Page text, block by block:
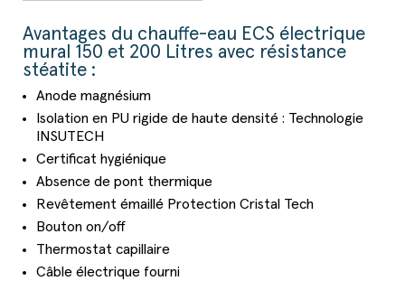
Avantages du chauffe-eau ECS électrique
mural 150 et 200 Litres avec résistance
stéatite :
Anode magnésium
Isolation en PU rigide de haute densité : Technologie
INSUTECH
Certificat hygiénique
Absence de pont thermique
Revêtement émaillé Protection Cristal Tech
Bouton on/off
Thermostat capillaire
Câble électrique fourni